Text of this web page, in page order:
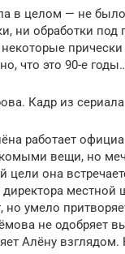
в целом — не
ни обработки под
что это 90-е
Кадр из сериала
работает
вещи, но
цели она
местной
умело
не одобряет
Алёну взглядом.